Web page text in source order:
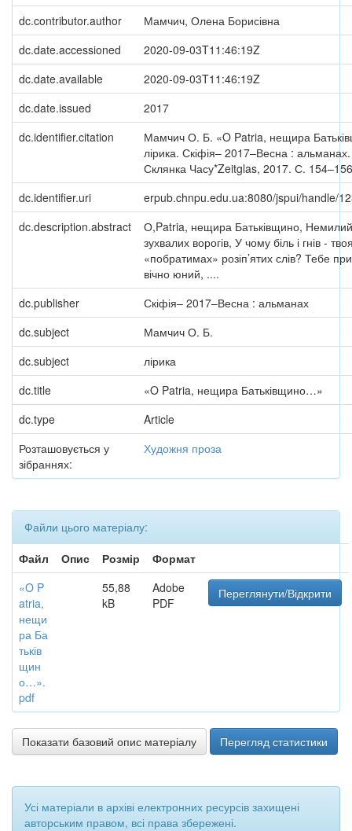
dc.contributor.author
Мамчич, Олена Борисівна
dc.date.accessioned
2020-09-03T11:46:19Z
dc.date.available
2020-09-03T11:46:19Z
dc.date.issued
2017
dc.identifier.citation
Мамчич О. Б. «O Patria, нещира
лірика. Скіфія– 2017–Весна : альманах.
Склянка Часу*Zeitglas, 2017. С.
dc.identifier.uri
erpub.chnpu.edu.ua:8080/jspui/handle/
dc.description.abstract
О,Patria, нещира Батьківщино,
зухвалих ворогів, У чому біль і гнів -
«побратимах» розіп’ятих слів? Тебе
вічно юний, ....
dc.publisher
Скіфія– 2017–Весна : альманах
dc.subject
Мамчич О. Б.
dc.subject
лірика
dc.title
«O Patria, нещира Батьківщино…»
dc.type
Article
Розташовується у
зібраннях:
Художня проза
Файли цього матеріалу:
Файл
Опис Розмір
Формат
«O P
atria,
нещи
ра Ба
тьків
щин
о…».
pdf
55,88
kB
Adobe
PDF
Переглянути/Відкрити
Показати базовий опис матеріалу Перегляд статистики
Усі матеріали в архіві електронних ресурсів захищені
авторським правом, всі права збережені.